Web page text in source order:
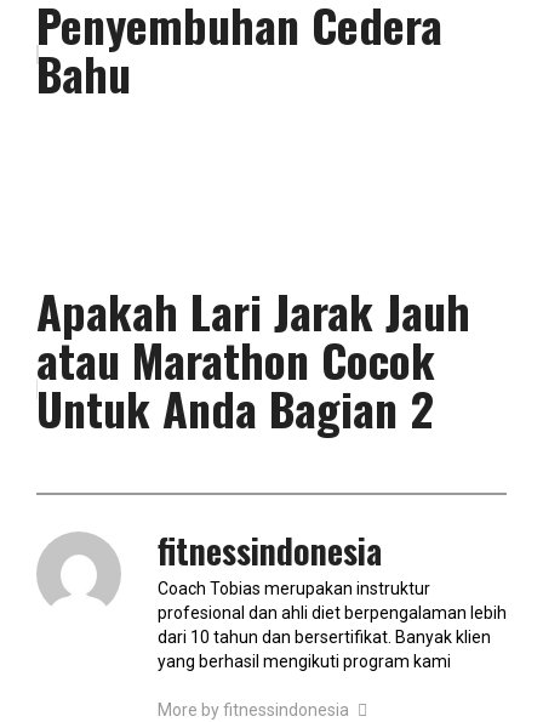
Penyembuhan Cedera
Bahu
Apakah Lari Jarak Jauh
atau Marathon Cocok
Untuk Anda Bagian 2
fitnessindonesia
Coach Tobias merupakan instruktur
profesional dan ahli diet berpengalaman lebih
dari 10 tahun dan bersertifikat. Banyak klien
yang berhasil mengikuti program kami
More by fitnessindonesia